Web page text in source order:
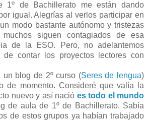
1º de Bachillerato me están dando
igual. Alegrías al verlos participar en
modo bastante autónomo y tristezas
siguen contagiados de esa
de la ESO. Pero, no adelantemos
de contar los proyectos lectores con
un blog de 2º curso (Seres de lengua)
de momento. Consideré que valía la
nuevo y así nació es todo el mundo
de aula de 1º de Bachillerato. Sabía
de estos grupos ya habían trabajado